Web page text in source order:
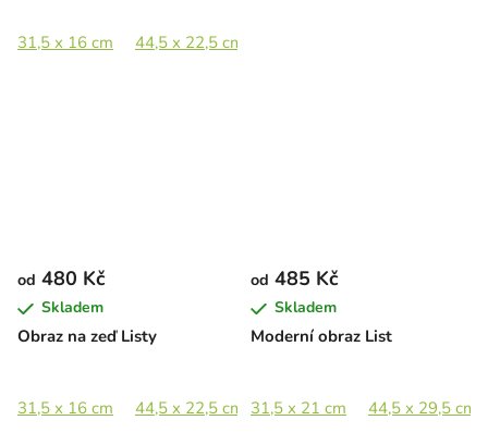
31,5 x 16 cm 44,5 x 22,5 cm
Obraz na zeď Listy
od 480 Kč
Skladem
31,5 x 16 cm 44,5 x 22,5 cm 65 x 33 cm 89 x 45 cm
Moderní obraz List
od 485 Kč
Skladem
31,5 x 21 cm 44,5 x 29,5 cm